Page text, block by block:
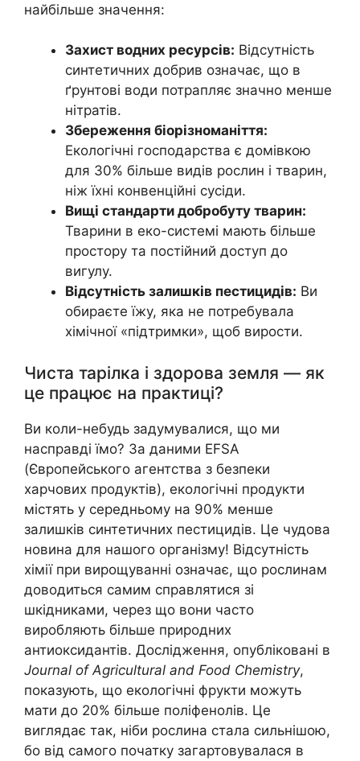
найбільше значення:
Захист водних ресурсів: Відсутність
синтетичних добрив означає, що в
ґрунтові води потрапляє значно менше
нітратів.
Збереження біорізноманіття:
Екологічні господарства є домівкою
для 30% більше видів рослин і тварин,
ніж їхні конвенційні сусіди.
Вищі стандарти добробуту тварин:
Тварини в еко-системі мають більше
простору та постійний доступ до
вигулу.
Відсутність залишків пестицидів: Ви
обираєте їжу, яка не потребувала
хімічної «підтримки», щоб вирости.
Чиста тарілка і здорова земля — як
це працює на практиці?
Ви коли-небудь задумувалися, що ми
насправді їмо? За даними EFSA
(Європейського агентства з безпеки
харчових продуктів), екологічні продукти
містять у середньому на 90% менше
залишків синтетичних пестицидів. Це чудова
новина для нашого організму! Відсутність
хімії при вирощуванні означає, що рослинам
доводиться самим справлятися зі
шкідниками, через що вони часто
виробляють більше природних
антиоксидантів. Дослідження, опубліковані в
Journal of Agricultural and Food Chemistry,
показують, що екологічні фрукти можуть
мати до 20% більше поліфенолів. Це
виглядає так, ніби рослина стала сильнішою,
бо від самого початку загартовувалася в